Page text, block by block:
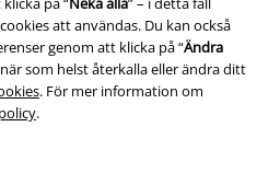
att användas. Du kan också
genom att klicka på “Ändra
som helst återkalla eller ändra ditt
. För mer information om
.
framför ditt hus? Vad väntar du på
sortiment och upptäck hemtillbehör i
Vi samlar ofta våra favoritdekorationer
sätt vår egen oas av välbefinnande.